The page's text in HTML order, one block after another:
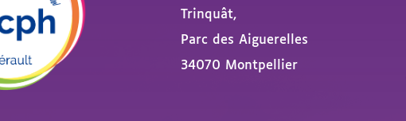
Trinquât,
Parc des Aiguerelles
34070 Montpellier